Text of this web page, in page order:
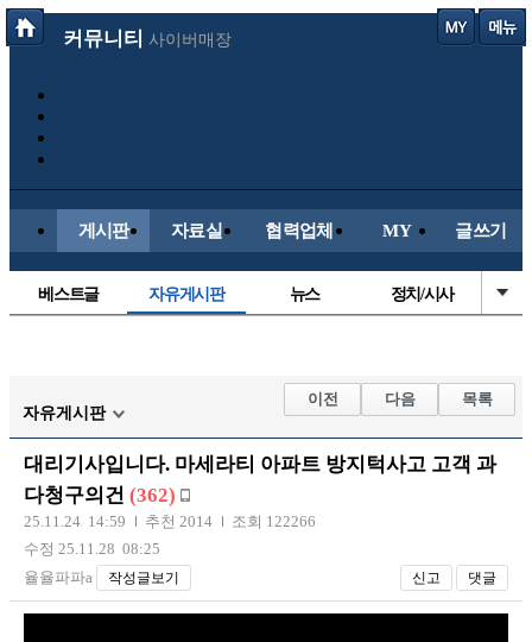
커뮤니티 사이버매장
게시판 자료실 협력업체 MY 글쓰기
베스트글 자유게시판 뉴스 정치/시사
해외축구
국내축구
자유게시판
이전 다음 목록
대리기사입니다. 마세라티 아파트 방지턱사고 고객 과
다청구의건 (362)
25.11.24 14:59 추천 2014
조회 122266
수정 25.11.28 08:25
율율파파a
작성글보기 신고 댓글